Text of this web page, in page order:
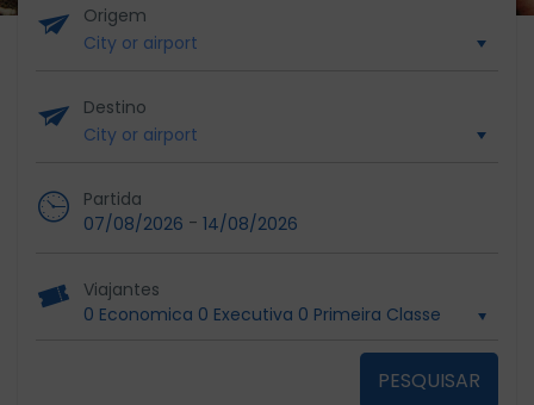
Origem
Destino
Partida
07/08/2026 - 14/08/2026
Viajantes
0 Economica 0 Executiva 0 Primeira Classe
PESQUISAR